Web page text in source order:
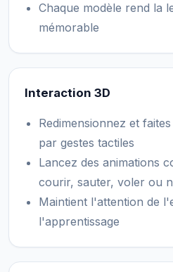
Chaque modèle rend la
mémorable
Interaction 3D
Redimensionnez et
par gestes tactiles
Lancez des animations
courir, sauter, voler ou
Maintient l'attention de
l'apprentissage